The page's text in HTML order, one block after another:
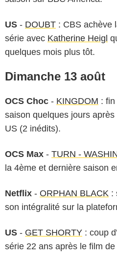
US - DOUBT : CBS achève
série avec Katherine Heigl
quelques mois plus tôt.
Dimanche 13 août
OCS Choc - KINGDOM :
saison quelques jours après
US (2 inédits).
OCS Max - TURN -
la 4ème et dernière saison
Netflix - ORPHAN BLACK :
son intégralité sur la
US - GET SHORTY : coup
série 22 ans après le film de